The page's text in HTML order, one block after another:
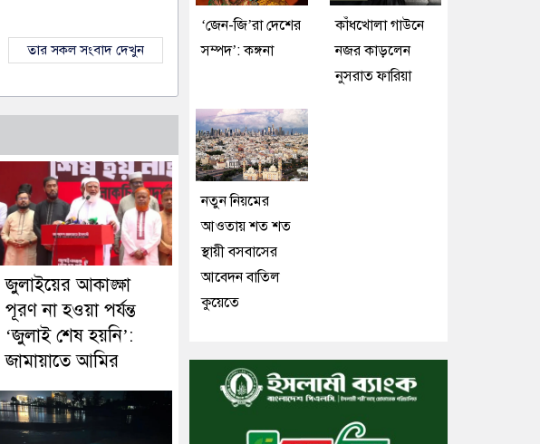
তার সকল সংবাদ দেখুন
জুলাইয়ের আকাঙ্ক্ষা
পূরণ না হওয়া পর্যন্ত
‘জুলাই শেষ হয়নি’:
জামায়াতে আমির
‘জেন-জি’রা দেশের
সম্পদ’: কঙ্গনা
কাঁধখোলা গাউনে
নজর কাড়লেন
নুসরাত ফারিয়া
নতুন নিয়মের
আওতায় শত শত
স্থায়ী বসবাসের
আবেদন বাতিল
কুয়েতে